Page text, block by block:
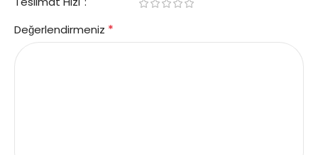
Değerlendirmeniz *